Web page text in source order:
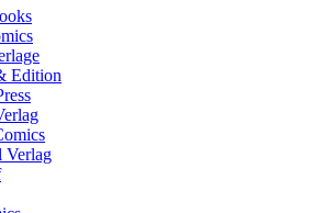
Edition
Verlag